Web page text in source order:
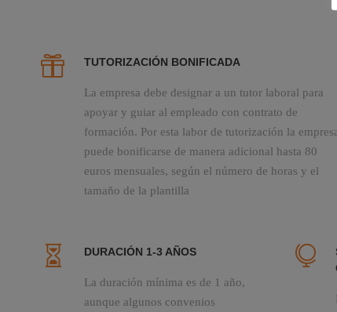
TUTORIZACIÓN BONIFICADA
La empresa debe designar a un tutor laboral para
apoyar y guiar al empleado con contrato de
formación. Por esta labor de tutorización la
puede bonificarse de manera adicional hasta 80
euros mensuales, según el número de horas y el
tamaño de la plantilla
DURACIÓN 1-3 AÑOS
La duración mínima es de 1 año,
aunque algunos convenios